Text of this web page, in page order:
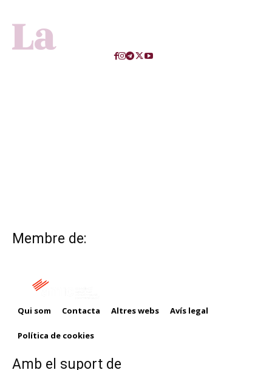
Membre de:
Qui som Contacta Altres webs Avís legal
Política de cookies
Amb el suport de